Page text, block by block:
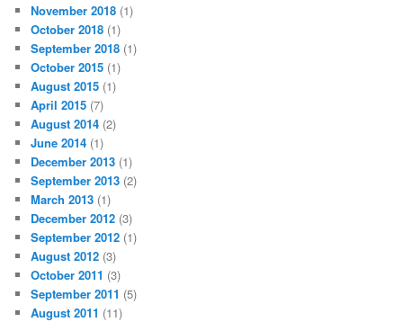
November 2018 (1)
October 2018 (1)
September 2018 (1)
October 2015 (1)
August 2015 (1)
April 2015 (7)
August 2014 (2)
June 2014 (1)
December 2013 (1)
September 2013 (2)
March 2013 (1)
December 2012 (3)
September 2012 (1)
August 2012 (3)
October 2011 (3)
September 2011 (5)
August 2011 (11)